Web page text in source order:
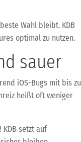
Wahl bleibt. KDB
optimal zu nutzen.
sauer
iOS-Bugs mit bis zu
heißt oft weniger
setzt auf